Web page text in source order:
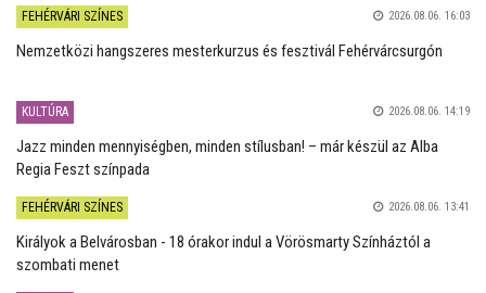
FEHÉRVÁRI SZÍNES 2026.08.06. 16:03
Nemzetközi hangszeres mesterkurzus és fesztivál Fehérvárcsurgón
KULTÚRA 2026.08.06. 14:19
Jazz minden mennyiségben, minden stílusban! – már készül az Alba
Regia Feszt színpada
FEHÉRVÁRI SZÍNES 2026.08.06. 13:41
Királyok a Belvárosban - 18 órakor indul a Vörösmarty Színháztól a
szombati menet